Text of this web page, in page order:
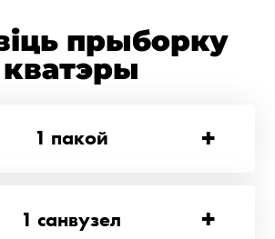
прыборку
кватэры
1 пакой +
1 санвузел +